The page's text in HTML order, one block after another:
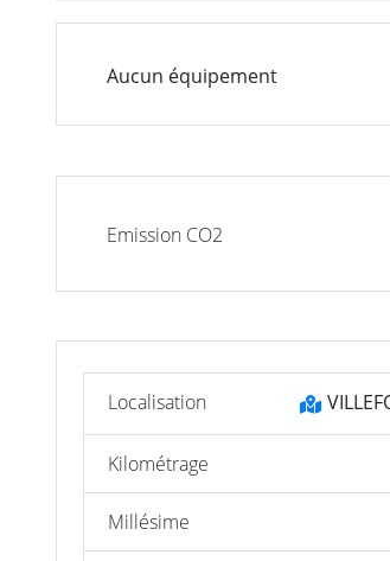
Aucun équipement
Emission CO2
Localisation
Kilométrage
Millésime